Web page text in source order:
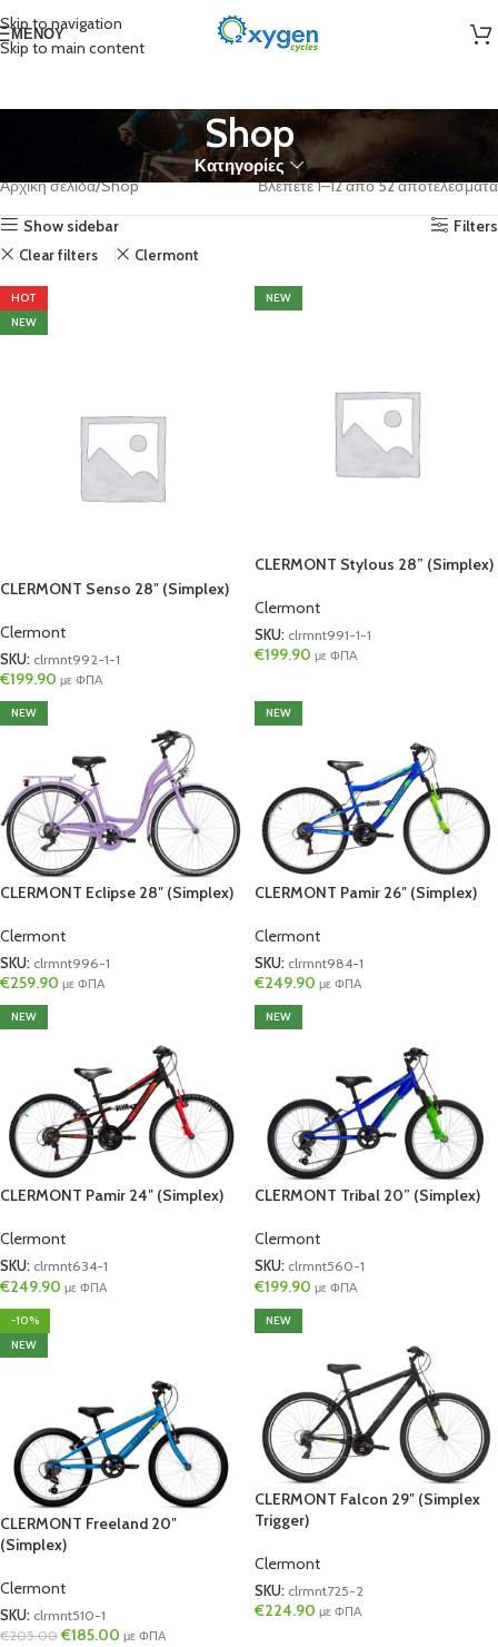
Skip to navigation
Skip to main content
ΜΕΝΟΎ
Shop
Κατηγορίες
Αρχική σελίδα Shop Βλέπετε 1–12 από 52 αποτελέσματα
Show sidebar Filters
Clear filters Clermont
HOT
NEW
CLERMONT Senso 28″ (Simplex)
Clermont
SKU: clrmnt992-1-1
€199.90 με ΦΠΑ
NEW
CLERMONT Stylous 28” (Simplex)
Clermont
SKU: clrmnt991-1-1
€199.90 με ΦΠΑ
NEW
CLERMONT Eclipse 28″ (Simplex)
Clermont
SKU: clrmnt996-1
€259.90 με ΦΠΑ
NEW
CLERMONT Pamir 26″ (Simplex)
Clermont
SKU: clrmnt984-1
€249.90 με ΦΠΑ
NEW
CLERMONT Pamir 24″ (Simplex)
Clermont
SKU: clrmnt634-1
€249.90 με ΦΠΑ
NEW
CLERMONT Tribal 20” (Simplex)
Clermont
SKU: clrmnt560-1
€199.90 με ΦΠΑ
-10%
NEW
CLERMONT Freeland 20″
(Simplex)
Clermont
SKU: clrmnt510-1
€205.00 €185.00 με ΦΠΑ
NEW
CLERMONT Falcon 29″ (Simplex
Trigger)
Clermont
SKU: clrmnt725-2
€224.90 με ΦΠΑ